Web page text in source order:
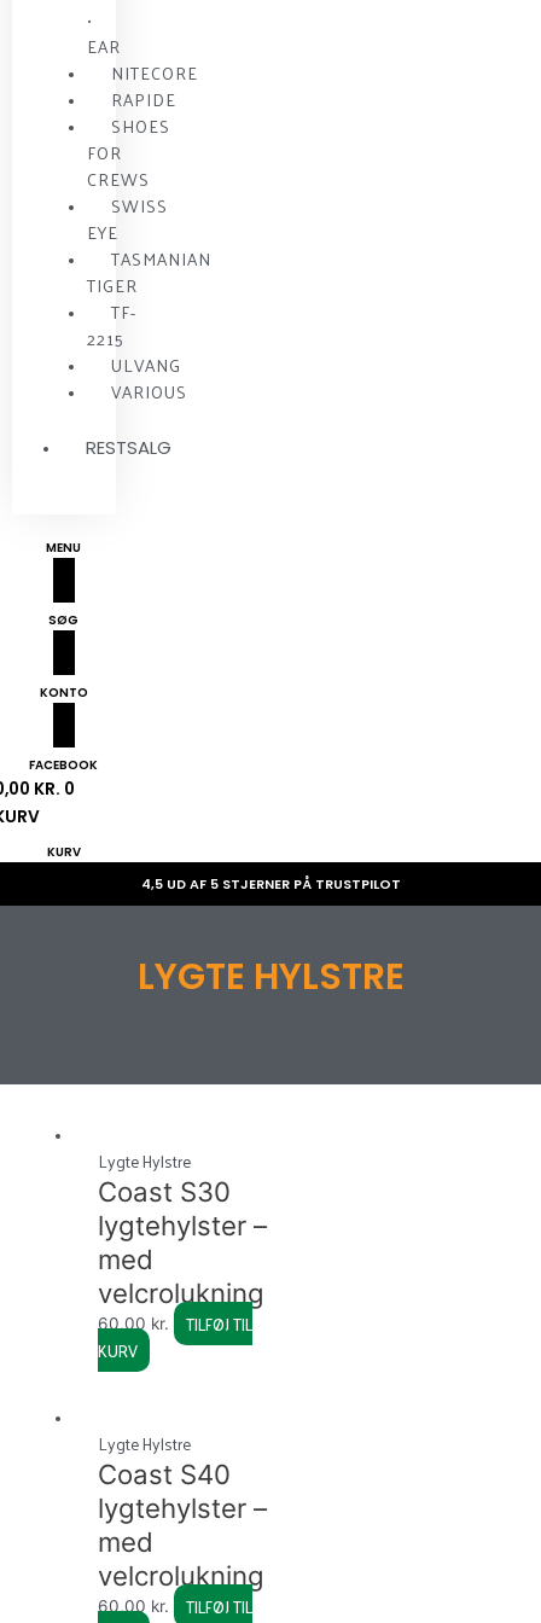
•
EAR
NITECORE
RAPIDE
SHOES
FOR
CREWS
SWISS
EYE
TASMANIAN
TIGER
TF-
2215
ULVANG
VARIOUS
RESTSALG
MENU
SØG
KONTO
FACEBOOK
KR. 0
KURV
4,5 UD AF 5 STJERNER PÅ TRUSTPILOT
LYGTE HYLSTRE
Lygte Hylstre
Coast S30
lygtehylster –
med
velcrolukning
60,00 kr.
TILFØJ TIL
KURV
Lygte Hylstre
Coast S40
lygtehylster –
med
velcrolukning
60,00 kr.
TILFØJ TIL